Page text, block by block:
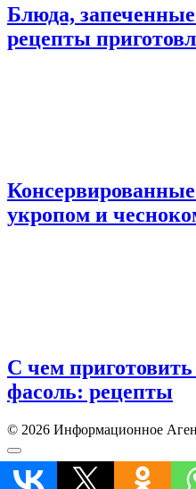
Блюда,
рецепты
укропом и
С чем
фасоль: рецепты
© 2026 Информационное